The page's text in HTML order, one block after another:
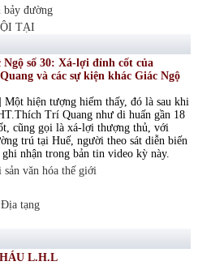
bảy đường
TẠI
số 30: Xá-lợi đỉnh cốt của
và các sự kiện khác Giác Ngộ
Một hiện tượng hiếm thấy, đó là sau khi
Trí Quang như di huấn gần 18
cũng gọi là xá-lợi thượng thủ, với
trú tại Huế, người theo sát diễn biến
nhận trong bản tin video kỳ này.
văn hóa thế giới
Địa tạng
L.H.L